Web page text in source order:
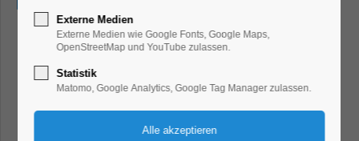
Externe Medien
Externe Medien wie Google Fonts, Google Maps,
OpenStreetMap und YouTube zulassen.
Statistik
Matomo, Google Analytics, Google Tag Manager zulassen.